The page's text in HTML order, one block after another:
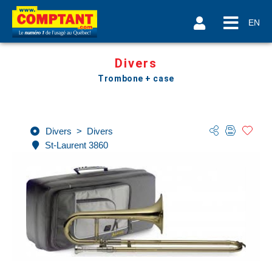
EN
Divers
Trombone + case
Divers > Divers
St-Laurent 3860